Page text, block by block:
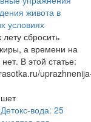
живота в
условиях
сбросить
а времени на
В этой статье:
Детокс-вода: 25